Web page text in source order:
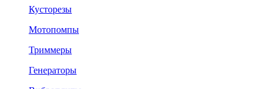
Кусторезы
Мотопомпы
Триммеры
Генераторы